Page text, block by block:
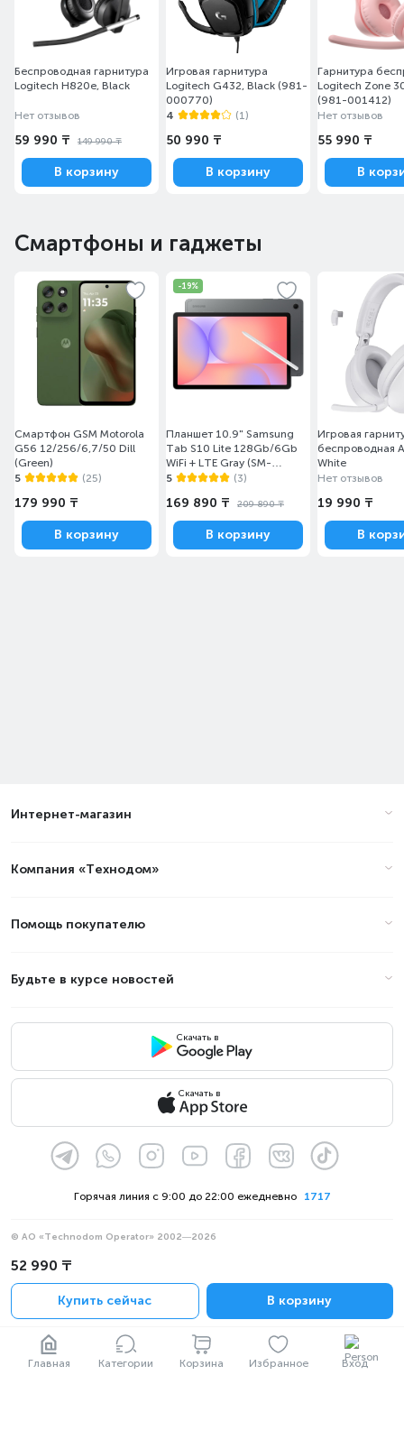
Главная Категории Корзина Избранное Вход
Беспроводная гарнитура
Logitech H820e, Black
Нет отзывов
59 990 ₸ 149 990 ₸
В корзину
Игровая гарнитура
Logitech G432, Black (981-
000770)
4
(1)
50 990 ₸
В корзину
Гарнитура
Logitech Zone
(981-001412)
Нет отзывов
55 990 ₸
В
Смартфоны и гаджеты
Смартфон GSM Motorola
G56 12/256/6,7/50 Dill
(Green)
5
(25)
179 990 ₸
В корзину
-19%
Планшет 10.9" Samsung
Tab S10 Lite 128Gb/6Gb
WiFi + LTE Gray (SM-
X406BZAASKZ)
5 (3)
169 890 ₸ 209 890 ₸
В корзину
Игровая
беспроводная
White
Нет отзывов
19 990 ₸
В
52 990 ₸
Купить сейчас В корзину
Интернет-магазин
Компания «Технодом»
Помощь покупателю
Будьте в курсе новостей
Скачать в
Скачать в
1717
Горячая линия с 9:00 до 22:00 ежедневно
© АО «Technodom Operator» 2002—2026
Политика конфиденциальности